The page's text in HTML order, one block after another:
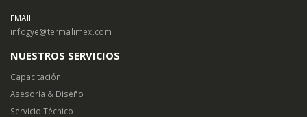
EMAIL
infogye@termalimex.com
NUESTROS SERVICIOS
Capacitación
Asesoría & Diseño
Servicio Técnico